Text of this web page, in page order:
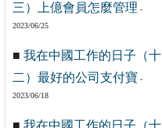
三）上億會員怎麼管理 -
2023/06/25
■ 我在中國工作的日子（十
二）最好的公司支付寶 -
2023/06/18
■ 我在中國工作的日子（十